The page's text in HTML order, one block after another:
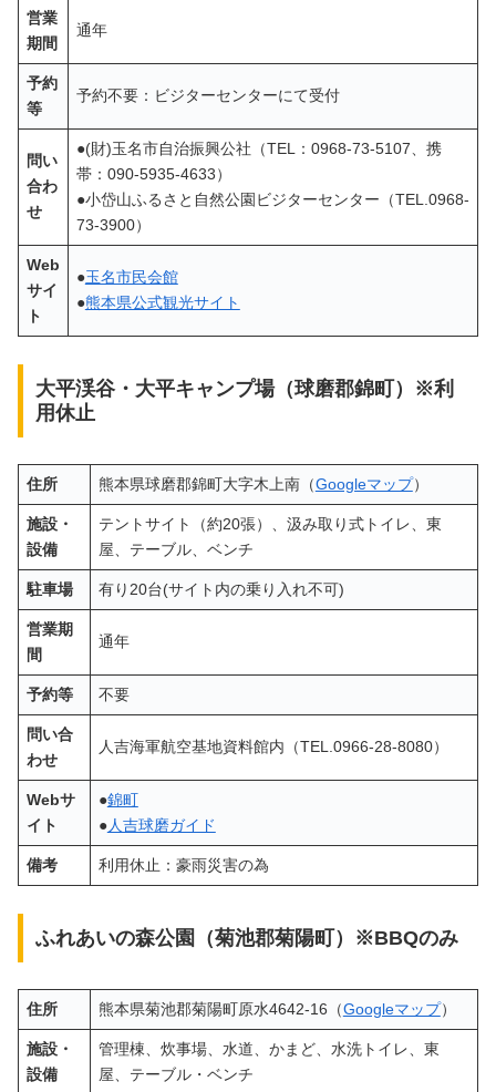
営業
期間
通年
予約
等
予約不要：ビジターセンターにて受付
問い
合わ
せ
●(財)玉名市自治振興公社（TEL：0968-73-5107、携
帯：090-5935-4633）
●小岱山ふるさと自然公園ビジターセンター（TEL.0968-
73-3900）
Web
サイ
ト
●玉名市民会館
●熊本県公式観光サイト
大平渓谷・大平キャンプ場（球磨郡錦町）※利
用休止
住所 熊本県球磨郡錦町大字木上南（Googleマップ）
施設・
設備
テントサイト（約20張）、汲み取り式トイレ、東
屋、テーブル、ベンチ
駐車場 有り20台(サイト内の乗り入れ不可)
営業期
間
通年
予約等 不要
問い合
わせ
人吉海軍航空基地資料館内（TEL.0966-28-8080）
Webサ
イト
●錦町
●人吉球磨ガイド
備考 利用休止：豪雨災害の為
ふれあいの森公園（菊池郡菊陽町）※BBQのみ
住所 熊本県菊池郡菊陽町原水4642-16（Googleマップ）
施設・
設備
管理棟、炊事場、水道、かまど、水洗トイレ、東
屋、テーブル・ベンチ